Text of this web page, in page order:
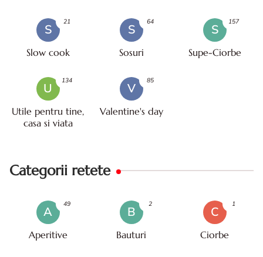
S
Slow cook
21
S
Sosuri
64
S
Supe-Ciorbe
157
U
Utile pentru tine,
casa si viata
134
V
Valentine's day
85
Categorii retete
A
Aperitive
49
B
Bauturi
2
C
Ciorbe
1